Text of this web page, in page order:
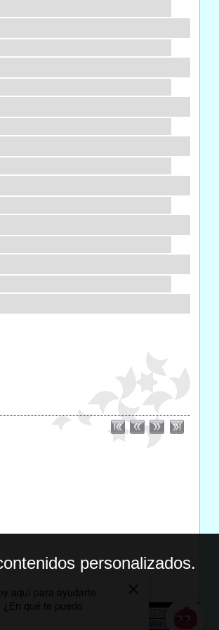
personalizados.